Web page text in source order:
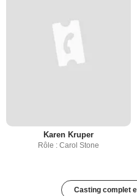
Karen Kruper
Rôle : Carol Stone
Casting complet